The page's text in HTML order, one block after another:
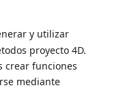
y utilizar
proyecto 4D.
crear funciones
mediante